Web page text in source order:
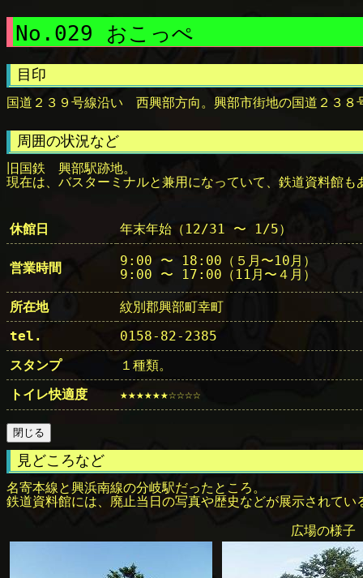
No.029 おこっぺ
目印
国道２３９号線沿い 西興部方向。興部市街地の国道２３
周囲の状況など
旧国鉄 興部駅跡地。
現在は、バスターミナルと兼用になっていて、鉄道資料館も
休館日 年末年始（12/31 〜 1/5）
営業時間
9:00 〜 18:00（５月〜10月）
9:00 〜 17:00（11月〜４月）
所在地
紋別郡興部町幸町
tel.
0158-82-2385
スタンプ
１種類。
トイレ快適度
★★★★★★☆☆☆☆
見どころなど
名寄本線と興浜南線の分岐駅だったところ。
鉄道資料館には、廃止当日の写真や歴史などが展示されてい
広場の様子